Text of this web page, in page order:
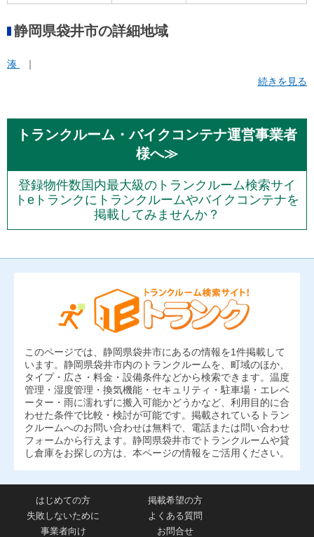
静岡県袋井市の詳細地域
湊
続きを見る
トランクルーム・バイクコンテナ運営事業者
様へ≫
登録物件数国内最大級のトランクルーム検索サイ
トeトランクにトランクルームやバイクコンテナを
掲載してみませんか？
このページでは、静岡県袋井市にあるの情報を1件掲載して
います。静岡県袋井市内のトランクルームを、町域のほか、
タイプ・広さ・料金・設備条件などから検索できます。温度
管理・湿度管理・換気機能・セキュリティ・駐車場・エレベ
ーター・雨に濡れずに搬入可能かどうかなど、利用目的に合
わせた条件で比較・検討が可能です。掲載されているトラン
クルームへのお問い合わせは無料で、電話または問い合わせ
フォームから行えます。静岡県袋井市でトランクルームや貸
し倉庫をお探しの方は、本ページの情報をご活用ください。
はじめての方
掲載希望の方
失敗しないために
よくある質問
事業者向け
お問合せ